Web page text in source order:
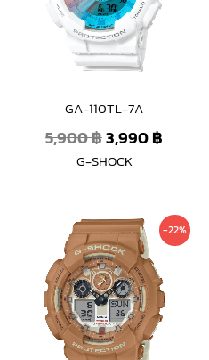
GA-110TL-7A
5,900฿3,990฿
G-SHOCK
-22%
Original
price
was:
5,900 ฿.
Current
price
4,590 ฿.